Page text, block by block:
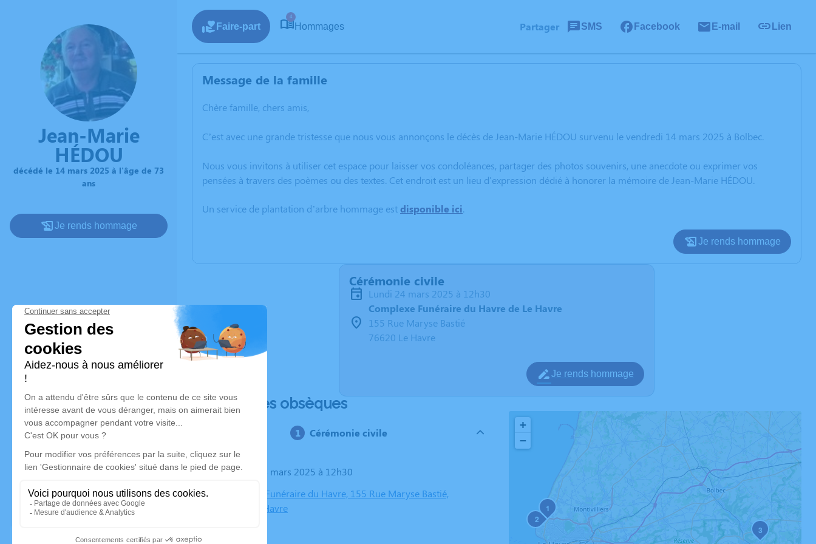
Jean-Marie
HÉDOU
décédé le 14 mars 2025 à l'âge de 73
ans
Je rends hommage
Faire-part
4
Hommages Partager SMS Facebook E-mail Lien
Message de la famille
Chère famille, chers amis,
C’est avec une grande tristesse que nous vous annonçons le décès de Jean-Marie HÉDOU survenu le vendredi 14 mars 2025 à Bolbec.
Nous vous invitons à utiliser cet espace pour laisser vos condoléances, partager des photos souvenirs, une anecdote ou exprimer vos
pensées à travers des poèmes ou des textes. Cet endroit est un lieu d'expression dédié à honorer la mémoire de Jean-Marie HÉDOU.
Un service de plantation d’arbre hommage estdisponible ici.
Je rends hommage
Cérémonie civile
lundi 24 mars 2025 à 12h30
Complexe Funéraire du Havre de Le Havre
155 Rue Maryse Bastié
76620 Le Havre
Je rends hommage
Déroulé des obsèques
Cérémonie civile
Le lundi 24 mars 2025 à 12h30
Complexe Funéraire du Havre, 155 Rue Maryse Bastié,
76620 Le Havre
1
2
3
+
−